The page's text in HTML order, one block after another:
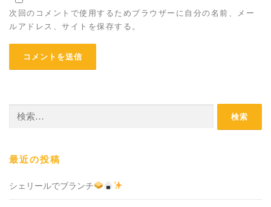
次回のコメントで使用するためブラウザーに自分の名前、メー
ルアドレス、サイトを保存する。
最近の投稿
シェリールでブランチ